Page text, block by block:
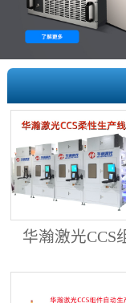
华瀚激光CCS
动生产线（纵